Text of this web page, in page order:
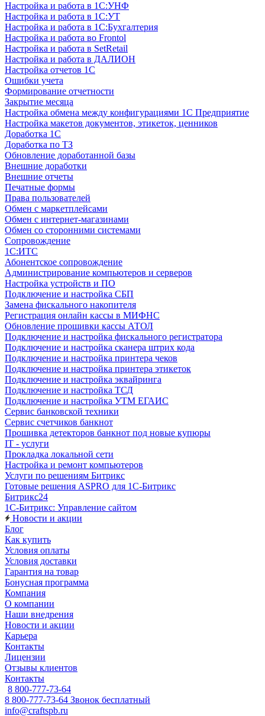
Настройка и работа в 1С:УНФ
Настройка и работа в 1С:УТ
Настройка и работа в 1С:Бухгалтерия
Настройка и работа во Frontol
Настройка и работа в SetRetail
Настройка и работа в ДАЛИОН
Настройка отчетов 1С
Ошибки учета
Формирование отчетности
Закрытие месяца
Настройка обмена между конфигурациями 1С Предприятие
Настройка макетов документов, этикеток, ценников
Доработка 1С
Доработка по ТЗ
Обновление доработанной базы
Внешние доработки
Внешние отчеты
Печатные формы
Права пользователей
Обмен с маркетплейсами
Обмен с интернет-магазинами
Обмен со сторонними системами
Сопровождение
1C:ИТС
Абонентское сопровождение
Администрирование компьютеров и серверов
Настройка устройств и ПО
Подключение и настройка СБП
Замена фискального накопителя
Регистрация онлайн кассы в МИФНС
Обновление прошивки кассы АТОЛ
Подключение и настройка фискального регистратора
Подключение и настройка сканера штрих кода
Подключение и настройка принтера чеков
Подключение и настройка принтера этикеток
Подключение и настройка эквайринга
Подключение и настройка ТСД
Подключение и настройка УТМ ЕГАИС
Сервис банковской техники
Сервис счетчиков банкнот
Прошивка детекторов банкнот под новые купюры
IT - услуги
Прокладка локальной сети
Настройка и ремонт компьютеров
Услуги по решениям Битрикс
Готовые решения ASPRO для 1С-Битрикс
Битрикс24
1С-Битрикс: Управление сайтом
Новости и акции
Блог
Как купить
Условия оплаты
Условия доставки
Гарантия на товар
Бонусная программа
Компания
О компании
Наши внедрения
Новости и акции
Карьера
Контакты
Лицензии
Отзывы клиентов
Контакты
8 800-777-73-64
8 800-777-73-64 Звонок бесплатный
info@craftspb.ru